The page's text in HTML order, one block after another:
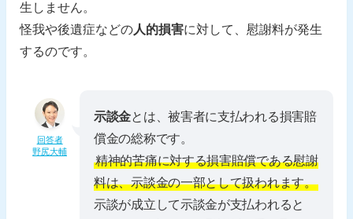
生しません。
怪我や後遺症などの人的損害に対して、慰謝料が発生
するのです。
回答者
野尻大輔
示談金とは、被害者に支払われる損害賠
償金の総称です。
精神的苦痛に対する損害賠償である慰謝
料は、示談金の一部として扱われます。
示談が成立して示談金が支払われると